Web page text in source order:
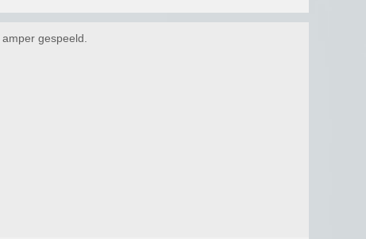
gespeeld.